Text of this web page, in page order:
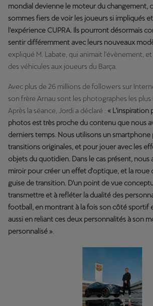
mondial devienne le moteur du changement,
sommes fiers de voir les joueurs si impliqués
l'expérience CUPRA. Ils pourront désormais
sentir différemment avec leurs nouveaux
expliqué M. Labate, qui animait l'évènement, et
des véhicules aux joueurs du Barça.
Avec plus de 26 millions de followers sur
son frère Arnau sont les photographes les plus
Après la séance, Jordi a déclaré : « L'inspiration
photos est très proche du contenu que nous
derniers temps. Nous utilisons un
transitions originales, et pour jouer avec les
objets du quotidien. Dans le cas présent, nous
miroir pour créer un effet d'optique, et la roue
guise de transition. D'un point de vue
transmettre et à refléter la dualité des
football, en montrant à la fois son côté sportif
aussi en reliant ces deux personnalités à son
personnalisé »